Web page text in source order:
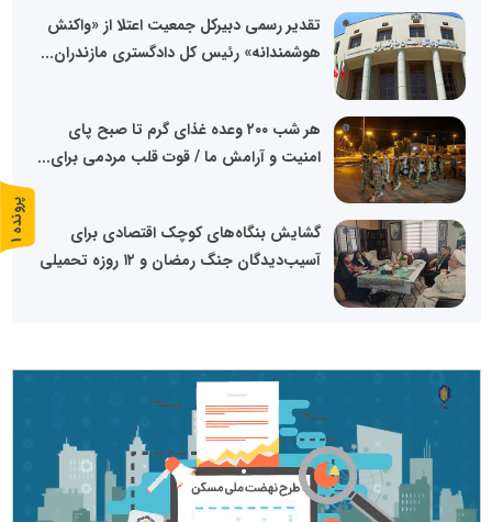
تقدیر رسمی دبیرکل جمعیت اعتلا از «واکنش
هوشمندانه» رئیس کل دادگستری مازندران...
هر شب ۲۰۰ وعده غذای گرم تا صبح پای
امنیت و آرامش ما / قوت قلب مردمی برای...
گشایش بنگاه‌های کوچک اقتصادی برای
آسیب‌دیدگان جنگ رمضان و ۱۲ روزه تحمیلی
پ
ر
و
ن
د
ه
1